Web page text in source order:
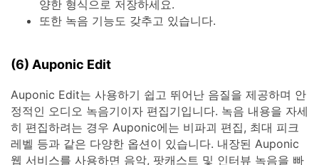
양한 형식으로 저장하세요.
또한 녹음 기능도 갖추고 있습니다.
(6) Auponic Edit
Auponic Edit는 사용하기 쉽고 뛰어난 음질을 제공하며 안
정적인 오디오 녹음기이자 편집기입니다. 녹음 내용을 자세
히 편집하려는 경우 Auponic에는 비파괴 편집, 최대 피크
레벨 등과 같은 다양한 옵션이 있습니다. 내장된 Auponic
웹 서비스를 사용하면 음악, 팟캐스트 및 인터뷰 녹음을 빠